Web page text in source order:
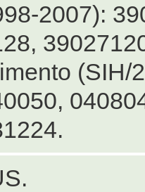
2007):
(SIH/